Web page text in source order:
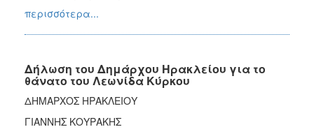
περισσότερα...
Δήλωση του Δημάρχου Ηρακλείου για το
θάνατο του Λεωνίδα Κύρκου
ΔΗΜΑΡΧΟΣ ΗΡΑΚΛΕΙΟΥ
ΓΙΑΝΝΗΣ ΚΟΥΡΑΚΗΣ